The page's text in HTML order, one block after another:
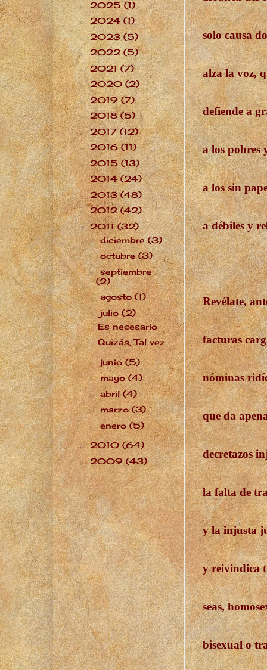
solo causa
alza la voz,
defiende a
a los pobres
a los sin
a débiles y
Revélate,
facturas
nóminas
que da
decretazos
la falta de
y la injusta
y reivindica
seas,
bisexual o
►2025(1)
►2024(1)
►2023(5)
►2022(5)
►2021(7)
►2020(2)
►2019(7)
►2018(5)
►2017(12)
►2016(11)
►2015(13)
►2014(24)
►2013(48)
►2012(42)
▼2011(32)
►diciembre(3)
►octubre(3)
►septiembre
(2)
►agosto(1)
▼julio(2)
Es necesario
Quizás, Tal vez
►junio(5)
►mayo(4)
►abril(4)
►marzo(3)
►enero(5)
►2010(64)
►2009(43)